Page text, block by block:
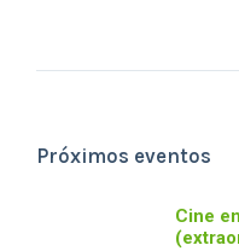
Próximos eventos
Cine